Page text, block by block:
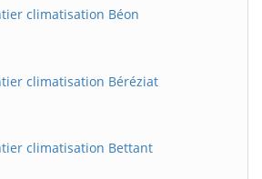
climatisation Béon
climatisation Béréziat
climatisation Bettant